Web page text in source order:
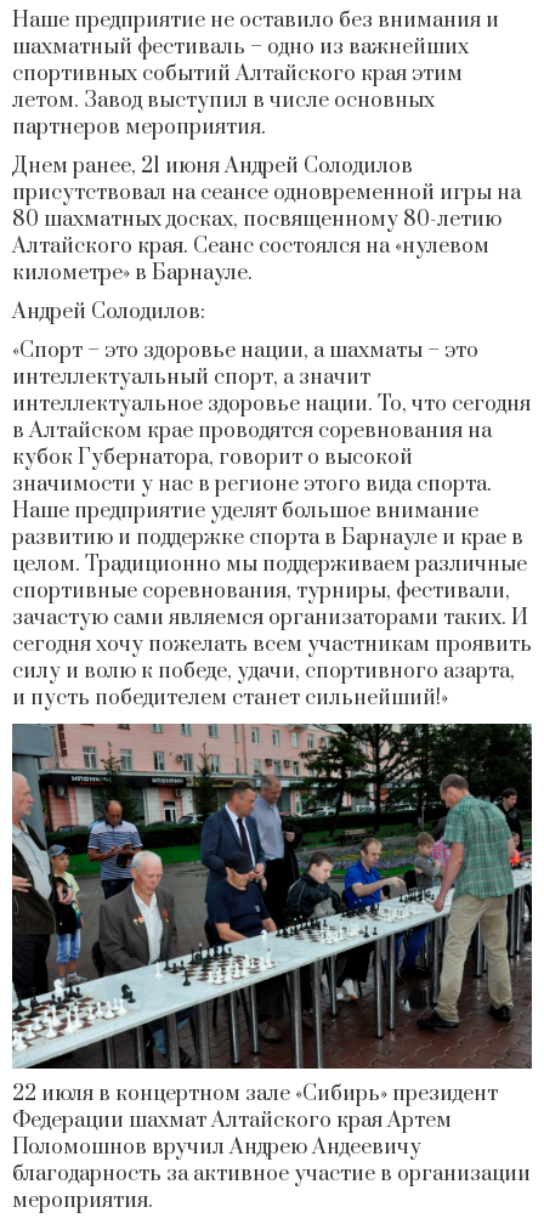
Наше предприятие не оставило без внимания и
шахматный фестиваль – одно из важнейших
спортивных событий Алтайского края этим
летом. Завод выступил в числе основных
партнеров мероприятия.
Днем ранее, 21 июня Андрей Солодилов
присутствовал на сеансе одновременной игры на
80 шахматных досках, посвященному 80-летию
Алтайского края. Сеанс состоялся на «нулевом
километре» в Барнауле.
Андрей Солодилов:
«Спорт – это здоровье нации, а шахматы – это
интеллектуальный спорт, а значит
интеллектуальное здоровье нации. То, что сегодня
в Алтайском крае проводятся соревнования на
кубок Губернатора, говорит о высокой
значимости у нас в регионе этого вида спорта.
Наше предприятие уделят большое внимание
развитию и поддержке спорта в Барнауле и крае в
целом. Традиционно мы поддерживаем различные
спортивные соревнования, турниры, фестивали,
зачастую сами являемся организаторами таких. И
сегодня хочу пожелать всем участникам проявить
силу и волю к победе, удачи, спортивного азарта,
и пусть победителем станет сильнейший!»
22 июля в концертном зале «Сибирь» президент
Федерации шахмат Алтайского края Артем
Поломошнов вручил Андрею Андеевичу
благодарность за активное участие в организации
мероприятия.